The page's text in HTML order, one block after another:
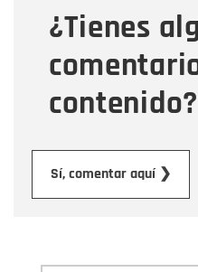
¿Tienes
contenido?
Sí, comentar aquí ❯
Mensaje